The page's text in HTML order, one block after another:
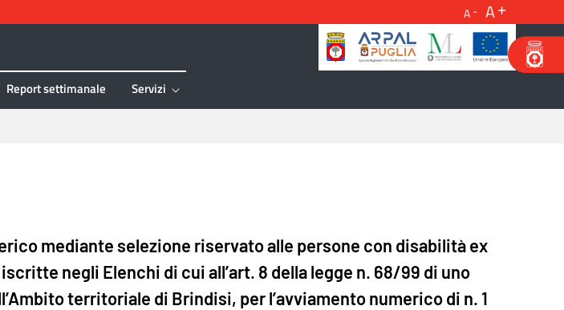
A A
Report settimanale Servizi
mediante selezione riservato alle persone con disabilità ex
negli Elenchi di cui all’art. 8 della legge n. 68/99 di uno
territoriale di Brindisi, per l’avviamento numerico di n. 1